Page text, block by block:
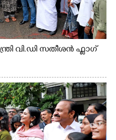
വി.ഡി സതീശൻ ഫ്ലാഗ്